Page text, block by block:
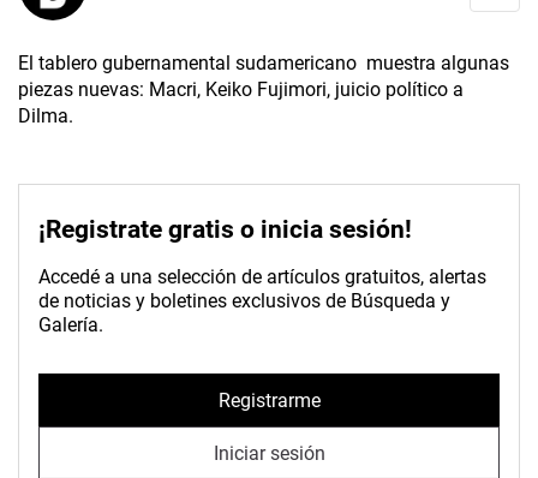
El tablero gubernamental sudamericano muestra algunas
piezas nuevas: Macri, Keiko Fujimori, juicio político a
Dilma.
¡Registrate gratis o inicia sesión!
Accedé a una selección de artículos gratuitos, alertas
de noticias y boletines exclusivos de Búsqueda y
Galería.
Registrarme
Iniciar sesión